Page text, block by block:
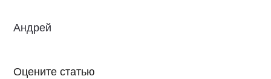
Андрей
Оцените статью